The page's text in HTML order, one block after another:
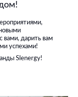
вами, дарить вам
успехами!
Slenergy!